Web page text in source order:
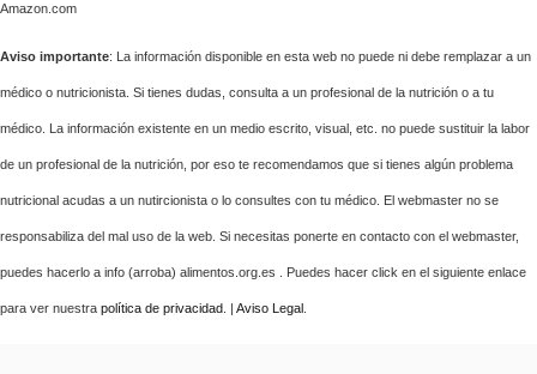
Amazon.com
Aviso importante: La información disponible en esta web no puede ni debe remplazar a un
médico o nutricionista. Si tienes dudas, consulta a un profesional de la nutrición o a tu
médico. La información existente en un medio escrito, visual, etc. no puede sustituir la labor
de un profesional de la nutrición, por eso te recomendamos que si tienes algún problema
nutricional acudas a un nutircionista o lo consultes con tu médico. El webmaster no se
responsabiliza del mal uso de la web. Si necesitas ponerte en contacto con el webmaster,
puedes hacerlo a info (arroba) alimentos.org.es . Puedes hacer click en el siguiente enlace
para ver nuestra política de privacidad . | Aviso Legal